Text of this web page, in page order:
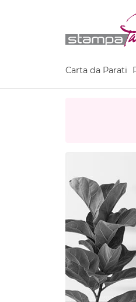
Carta da Parati